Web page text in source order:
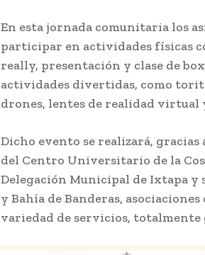
En esta jornada comunitaria los
participar en actividades físicas
really, presentación y clase de
actividades divertidas, como
drones, lentes de realidad
Dicho evento se realizará, gracias
del Centro Universitario de la
Delegación Municipal de Ixtapa y
y Bahía de Banderas,
variedad de servicios,